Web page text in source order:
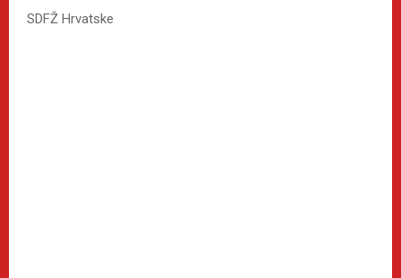
SDFŽ Hrvatske